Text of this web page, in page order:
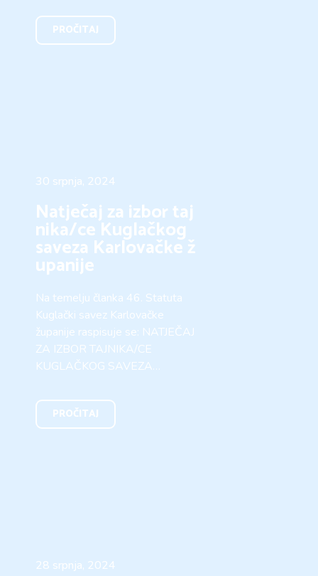
PROČITAJ
30 srpnja, 2024
Natječaj za izbor taj
nika/ce Kuglačkog
saveza Karlovačke ž
upanije
Na temelju članka 46. Statuta
Kuglački savez Karlovačke
županije raspisuje se: NATJEČAJ
ZA IZBOR TAJNIKA/CE
KUGLAČKOG SAVEZA…
PROČITAJ
28 srpnja, 2024